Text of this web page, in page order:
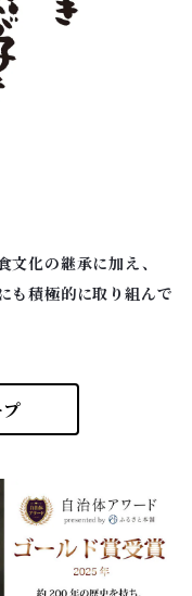
文化の継承に加え、
も積極的に取り組んで